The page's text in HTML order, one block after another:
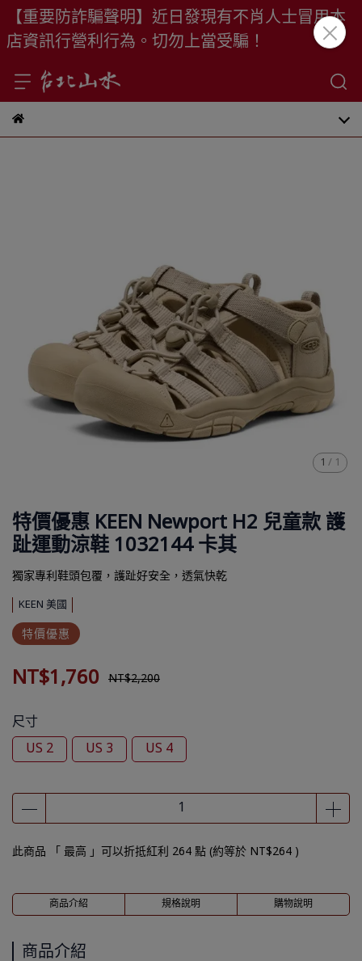
【重要防詐騙聲明】近日發現有不肖人士冒用本
店資訊行營利行為。切勿上當受騙！
1 / 1
特價優惠 KEEN Newport H2 兒童款 護
趾運動涼鞋 1032144 卡其
獨家專利鞋頭包覆，護趾好安全，透氣快乾
KEEN 美國
特價優惠
NT$1,760 NT$2,200
尺寸
US 2
US 3 US 4
此商品 「 最高 」可以折抵紅利 264 點 (約等於 NT$264 )
商品介紹 規格說明 購物說明
商品介紹